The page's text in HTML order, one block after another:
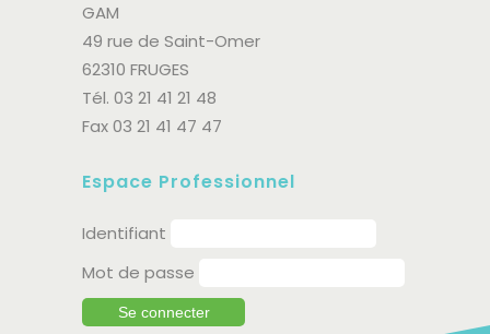
GAM
49 rue de Saint-Omer
62310 FRUGES
Tél. 03 21 41 21 48
Fax 03 21 41 47 47
Espace Professionnel
Identifiant
Mot de passe